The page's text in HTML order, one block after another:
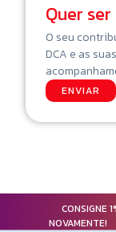
Quer
O seu
DCA e as
ENVIAR
CONSIGNE